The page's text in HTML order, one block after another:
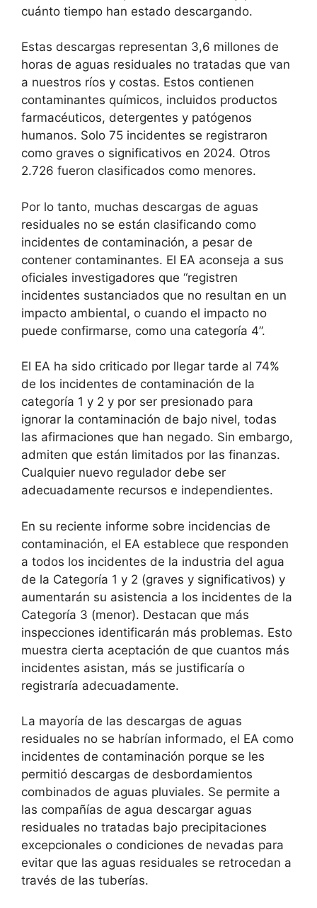
cuánto tiempo han estado descargando.
Estas descargas representan 3,6 millones de
horas de aguas residuales no tratadas que van
a nuestros ríos y costas. Estos contienen
contaminantes químicos, incluidos productos
farmacéuticos, detergentes y patógenos
humanos. Solo 75 incidentes se registraron
como graves o significativos en 2024. Otros
2.726 fueron clasificados como menores.
Por lo tanto, muchas descargas de aguas
residuales no se están clasificando como
incidentes de contaminación, a pesar de
contener contaminantes. El EA aconseja a sus
oficiales investigadores que “registren
incidentes sustanciados que no resultan en un
impacto ambiental, o cuando el impacto no
puede confirmarse, como una categoría 4”.
El EA ha sido criticado por llegar tarde al 74%
de los incidentes de contaminación de la
categoría 1 y 2 y por ser presionado para
ignorar la contaminación de bajo nivel, todas
las afirmaciones que han negado. Sin embargo,
admiten que están limitados por las finanzas.
Cualquier nuevo regulador debe ser
adecuadamente recursos e independientes.
En su reciente informe sobre incidencias de
contaminación, el EA establece que responden
a todos los incidentes de la industria del agua
de la Categoría 1 y 2 (graves y significativos) y
aumentarán su asistencia a los incidentes de la
Categoría 3 (menor). Destacan que más
inspecciones identificarán más problemas. Esto
muestra cierta aceptación de que cuantos más
incidentes asistan, más se justificaría o
registraría adecuadamente.
La mayoría de las descargas de aguas
residuales no se habrían informado, el EA como
incidentes de contaminación porque se les
permitió descargas de desbordamientos
combinados de aguas pluviales. Se permite a
las compañías de agua descargar aguas
residuales no tratadas bajo precipitaciones
excepcionales o condiciones de nevadas para
evitar que las aguas residuales se retrocedan a
través de las tuberías.